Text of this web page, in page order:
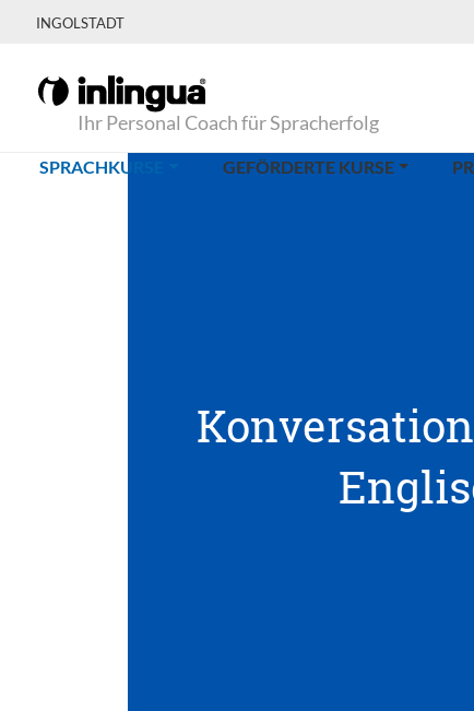
INGOLSTADT
Ihr Personal Coach für Spracherfolg
SPRACHKURSE (CURRENT)GEFÖRDERTE KURSE